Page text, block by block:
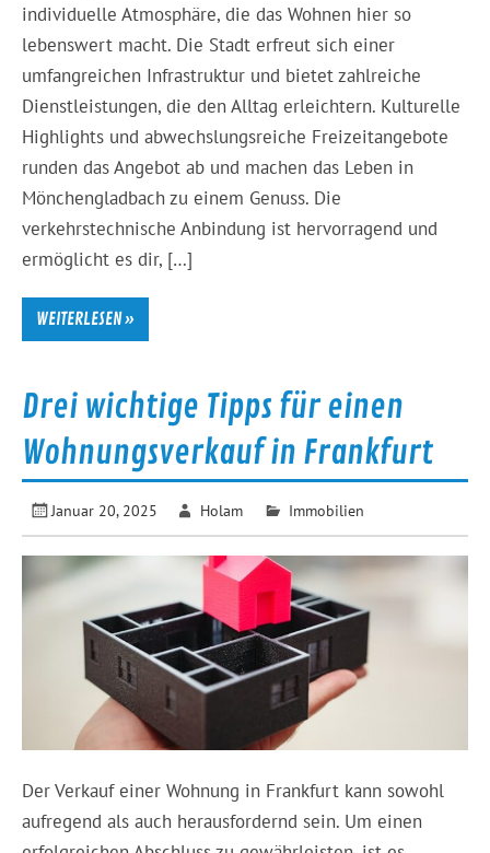
individuelle Atmosphäre, die das Wohnen hier so
lebenswert macht. Die Stadt erfreut sich einer
umfangreichen Infrastruktur und bietet zahlreiche
Dienstleistungen, die den Alltag erleichtern. Kulturelle
Highlights und abwechslungsreiche Freizeitangebote
runden das Angebot ab und machen das Leben in
Mönchengladbach zu einem Genuss. Die
verkehrstechnische Anbindung ist hervorragend und
ermöglicht es dir, […]
WEITERLESEN »
Drei wichtige Tipps für einen
Wohnungsverkauf in Frankfurt
Januar 20, 2025 Holam Immobilien
Der Verkauf einer Wohnung in Frankfurt kann sowohl
aufregend als auch herausfordernd sein. Um einen